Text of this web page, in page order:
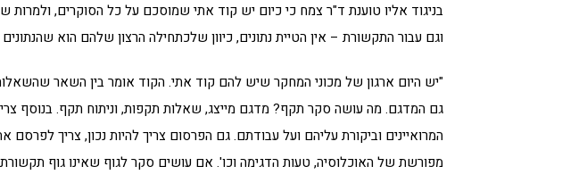
בניגוד אליו טוענת ד"ר צמח כי כיום יש קוד אתי שמוסכם על כל הסוקרים, ולמרות
וגם עבור התקשורת – אין הטיית נתונים, כיוון שלכתחילה הרצון שלהם הוא שהנתונים
"יש היום ארגון של מכוני המחקר שיש להם קוד אתי. הקוד אומר בין השאר שהשאלות
גם המדגם. מה עושה סקר תקף? מדגם מייצג, שאלות תקפות, וניתוח תקף. בנוסף צריך
המרואיינים וביקורת עליהם ועל עבודתם. גם הפרסום צריך להיות נכון, צריך לפרסם
מפורשת של האוכלוסיה, טעות הדגימה וכו'. אם עושים סקר לגוף שאינו גוף